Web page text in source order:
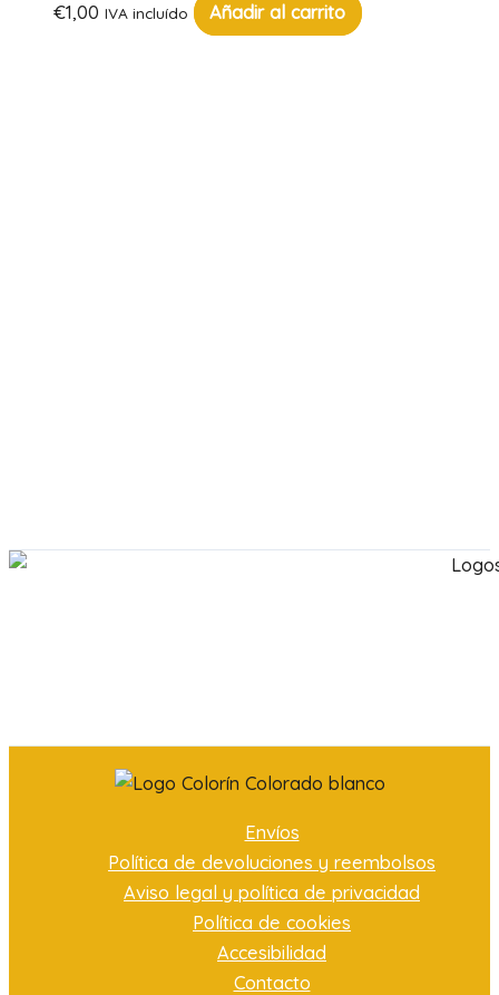
€1,00 IVA incluído Añadir al carrito
Envíos
Política de devoluciones y reembolsos
Aviso legal y política de privacidad
Política de cookies
Accesibilidad
Contacto